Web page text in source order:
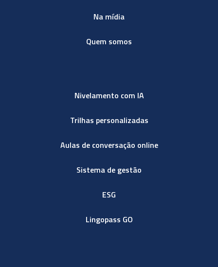
Na mídia
Quem somos
Nivelamento com IA
Trilhas personalizadas
Aulas de conversação online
Sistema de gestão
ESG
Lingopass GO